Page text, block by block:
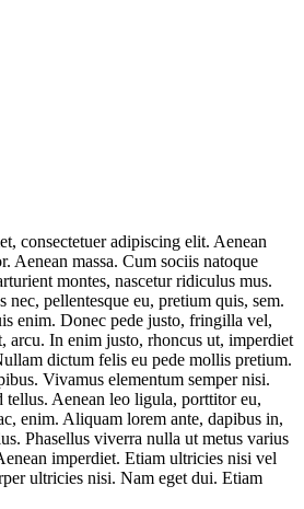
consectetuer adipiscing elit. Aenean
Aenean massa. Cum sociis natoque
montes, nascetur ridiculus mus.
pellentesque eu, pretium quis, sem.
enim. Donec pede justo, fringilla vel,
arcu. In enim justo, rhoncus ut, imperdiet
dictum felis eu pede mollis pretium.
Vivamus elementum semper nisi.
tellus. Aenean leo ligula, porttitor eu,
enim. Aliquam lorem ante, dapibus in,
Phasellus viverra nulla ut metus varius
imperdiet. Etiam ultricies nisi vel
ultricies nisi. Nam eget dui. Etiam